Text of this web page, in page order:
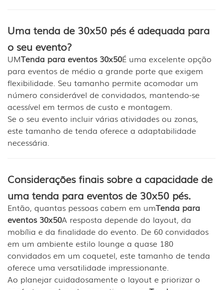
Uma tenda de 30x50 pés é adequada para
o seu evento?
UMTenda para eventos 30x50É uma excelente opção
para eventos de médio a grande porte que exigem
flexibilidade. Seu tamanho permite acomodar um
número considerável de convidados, mantendo-se
acessível em termos de custo e montagem.
Se o seu evento incluir várias atividades ou zonas,
este tamanho de tenda oferece a adaptabilidade
necessária.
Considerações finais sobre a capacidade de
uma tenda para eventos de 30x50 pés.
Então, quantas pessoas cabem em umTenda para
eventos 30x50A resposta depende do layout, da
mobília e da finalidade do evento. De 60 convidados
em um ambiente estilo lounge a quase 180
convidados em um coquetel, este tamanho de tenda
oferece uma versatilidade impressionante.
Ao planejar cuidadosamente o layout e priorizar o